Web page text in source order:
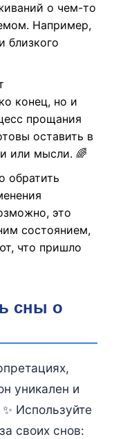
о чем-то
Например,
близкого
конец, но и
прощания
оставить в
или мысли. 🌈
обратить
это
состоянием,
что пришло
сны о
уникален и
Используйте
своих снов: